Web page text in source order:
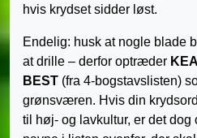
hvis krydset sidder løst.
Endelig: husk at nogle blade
at drille – derfor optræder
BEST (fra 4-bogstavslisten)
grønsværen. Hvis din
til høj- og lavkultur, er det dog